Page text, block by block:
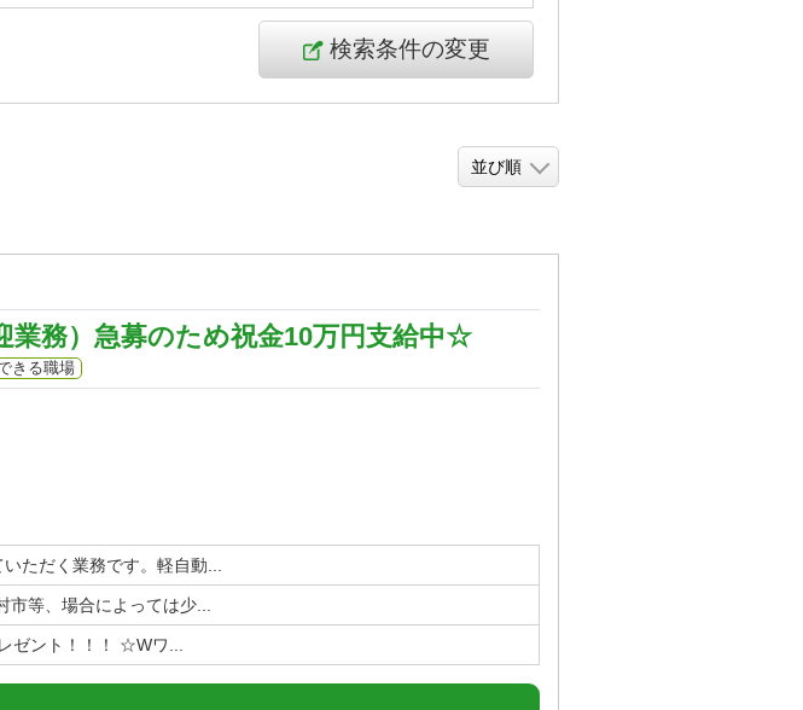
検索条件の変更
業務）急募のため祝金10万円支給中☆
きる職場
ただく業務です。軽自動...
等、場合によっては少...
ゼント！！！ ☆Wワ...